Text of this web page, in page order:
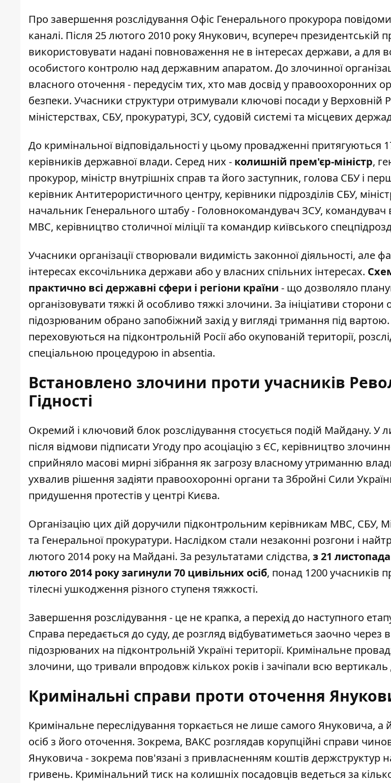
Про завершення розслідування Офіс Генерального прокурора
каналі. Після 25 лютого 2010 року Янукович, всупереч президентській
використовувати надані повноваження не в інтересах держави, а для
особистого контролю над державним апаратом. До злочинної
власного оточення - передусім тих, хто мав досвід у правоохоронних
безпеки. Учасники структури отримували ключові посади у Верховній
міністерствах, СБУ, прокуратурі, ЗСУ, судовій системі та місцевих
До кримінальної відповідальності у цьому провадженні притягуються
керівників державної влади. Серед них - колишній прем'єр-міністр,
прокурор, міністр внутрішніх справ та його заступник, голова СБУ і
керівник Антитерористичного центру, керівники підрозділів СБУ,
начальник Генерального штабу - Головнокомандувач ЗСУ, командувач
МВС, керівництво столичної міліції та командир київського
Учасники організації створювали видимість законної діяльності, але
інтересах ексочільника держави або у власних спільних інтересах.
практично всі державні сфери і регіони країни - що дозволяло
організовувати тяжкі й особливо тяжкі злочини. За ініціативи
підозрюваним обрано запобіжний захід у вигляді тримання під
переховуються на підконтрольній Росії або окупованій території,
спеціальною процедурою in absentia.
Встановлено злочини проти учасників
Гідності
Окремий і ключовий блок розслідування стосується подій Майдану. У
після відмови підписати Угоду про асоціацію з ЄС, керівництво
сприйняло масові мирні зібрання як загрозу власному утриманню
ухвалив рішення задіяти правоохоронні органи та Збройні Сили
придушення протестів у центрі Києва.
Організацію цих дій доручили підконтрольним керівникам МВС, СБУ,
та Генеральної прокуратури. Наслідком стали незаконні розгони і
лютого 2014 року на Майдані. За результатами слідства, з 21
лютого 2014 року загинули 70 цивільних осіб, понад 1200 учасників
тілесні ушкодження різного ступеня тяжкості.
Завершення розслідування - це не крапка, а перехід до наступного
Справа передається до суду, де розгляд відбуватиметься заочно через
підозрюваних на підконтрольній Україні території. Кримінальне
злочини, що тривали впродовж кількох років і зачіпали всю
Кримінальні справи проти оточення
Кримінальне переслідування торкається не лише самого Януковича, а
осіб з його оточення. Зокрема, ВАКС розглядав корупційні справи
Януковича - зокрема пов'язані з привласненням коштів держструктур
гривень. Кримінальний тиск на колишніх посадовців ведеться за